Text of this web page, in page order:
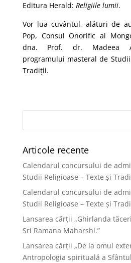
Editura Herald: Religiile lumii.
Vor lua cuvântul, alături de
Pop, Consul Onorific al
dna. Prof. dr. Madeea
programului masteral de
Tradiții.
Articole recente
Calendarul concursului de
Studii Religioase – Texte și
Calendarul concursului de
Studii Religioase – Texte și
Lansarea cărții „Ghirlanda
Sri Ramana Maharshi.”
Lansarea cărții „De la omul
Antropologia spirituală a